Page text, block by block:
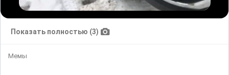
Показать полностью (3)
Мемы